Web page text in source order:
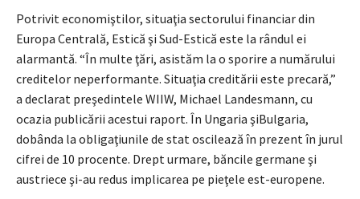
Potrivit economiştilor, situaţia sectorului financiar din
Europa Centrală, Estică şi Sud-Estică este la rândul ei
alarmantă. “În multe ţări, asistăm la o sporire a numărului
creditelor neperformante. Situaţia creditării este precară,”
a declarat preşedintele WIIW, Michael Landesmann, cu
ocazia publicării acestui raport. În Ungaria şiBulgaria,
dobânda la obligaţiunile de stat oscilează în prezent în jurul
cifrei de 10 procente. Drept urmare, băncile germane şi
austriece şi-au redus implicarea pe pieţele est-europene.